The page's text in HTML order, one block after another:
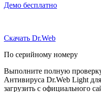
Демо бесплатно
Скачать Dr.Web
По серийному номеру
Выполните полную
Антивируса Dr.Web Light
загрузить с официального